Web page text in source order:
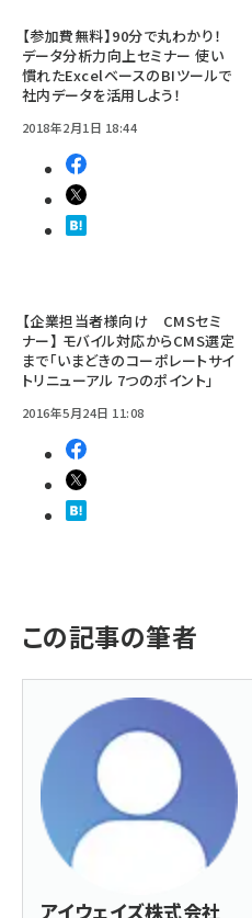
【参加費無料】90分で丸わかり！
データ分析力向上セミナー 使い
慣れたExcelベースのBIツールで
社内データを活用しよう！
2018年2月1日 18:44
【企業担当者様向け CMSセミ
ナー】 モバイル対応からCMS選定
まで「いまどきのコーポレートサイ
トリニューアル 7つのポイント」
2016年5月24日 11:08
この記事の筆者
アイウェイズ株式会社